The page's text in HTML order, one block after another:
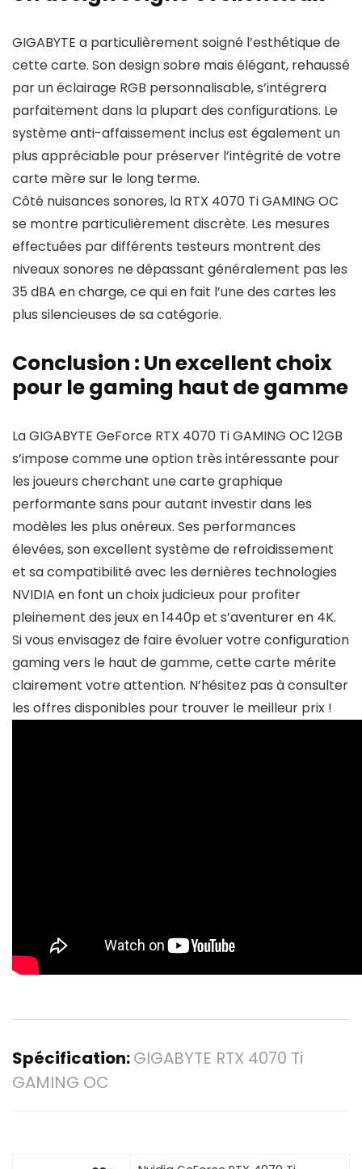
GIGABYTE a particulièrement soigné l’esthétique de
cette carte. Son design sobre mais élégant, rehaussé
par un éclairage RGB personnalisable, s’intégrera
parfaitement dans la plupart des configurations. Le
système anti-affaissement inclus est également un
plus appréciable pour préserver l’intégrité de votre
carte mère sur le long terme.
Côté nuisances sonores, la RTX 4070 Ti GAMING OC
se montre particulièrement discrète. Les mesures
effectuées par différents testeurs montrent des
niveaux sonores ne dépassant généralement pas les
35 dBA en charge, ce qui en fait l’une des cartes les
plus silencieuses de sa catégorie.
Conclusion : Un excellent choix
pour le gaming haut de gamme
La GIGABYTE GeForce RTX 4070 Ti GAMING OC 12GB
s’impose comme une option très intéressante pour
les joueurs cherchant une carte graphique
performante sans pour autant investir dans les
modèles les plus onéreux. Ses performances
élevées, son excellent système de refroidissement
et sa compatibilité avec les dernières technologies
NVIDIA en font un choix judicieux pour profiter
pleinement des jeux en 1440p et s’aventurer en 4K.
Si vous envisagez de faire évoluer votre configuration
gaming vers le haut de gamme, cette carte mérite
clairement votre attention. N’hésitez pas à consulter
les offres disponibles pour trouver le meilleur prix !
Spécification:GIGABYTE RTX 4070 Ti
GAMING OC